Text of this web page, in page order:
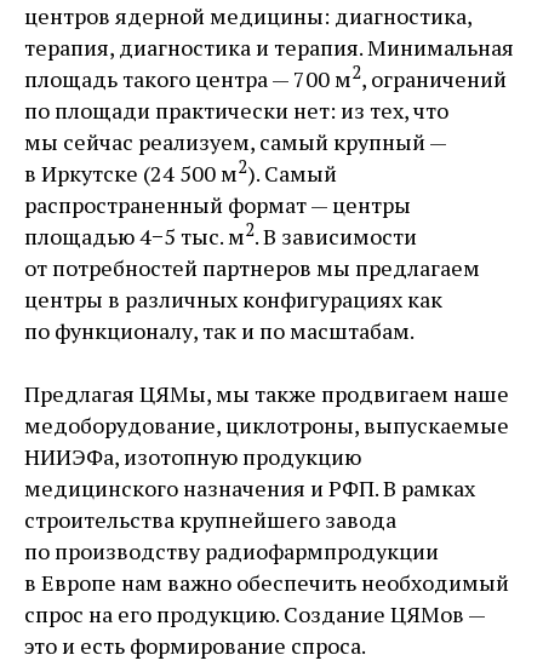
центров ядерной медицины: диагностика,
терапия, диагностика и терапия. Минимальная
площадь такого центра — 700 м2, ограничений
по площади практически нет: из тех, что
мы сейчас реализуем, самый крупный —
в Иркутске (24 500 м2). Самый
распространенный формат — центры
площадью 4−5 тыс. м2. В зависимости
от потребностей партнеров мы предлагаем
центры в различных конфигурациях как
по функционалу, так и по масштабам.
Предлагая ЦЯМы, мы также продвигаем наше
медоборудование, циклотроны, выпускаемые
НИИЭФа, изотопную продукцию
медицинского назначения и РФП. В рамках
строительства крупнейшего завода
по производству радиофармпродукции
в Европе нам важно обеспечить необходимый
спрос на его продукцию. Создание ЦЯМов —
это и есть формирование спроса.